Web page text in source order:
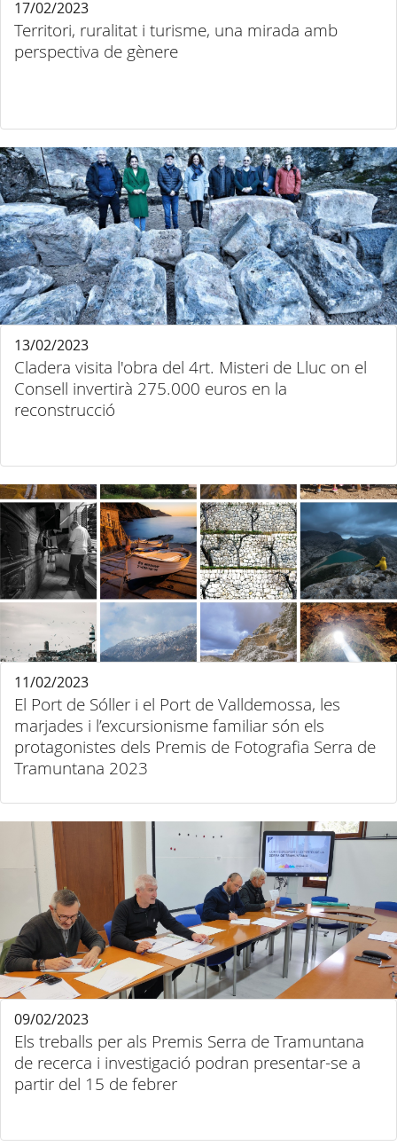
Territori, ruralitat i turisme, una mirada amb
perspectiva de gènere
17/02/2023
Cladera visita l'obra del 4rt. Misteri de Lluc on el
Consell invertirà 275.000 euros en la
reconstrucció
13/02/2023
El Port de Sóller i el Port de Valldemossa, les
marjades i l’excursionisme familiar són els
protagonistes dels Premis de Fotografia Serra de
Tramuntana 2023
11/02/2023
Els treballs per als Premis Serra de Tramuntana
de recerca i investigació podran presentar-se a
partir del 15 de febrer
09/02/2023